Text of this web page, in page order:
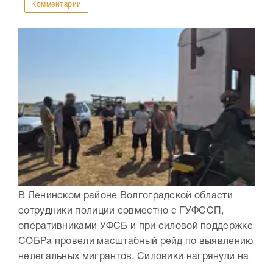
Комментарии
В Ленинском районе Волгоградской области
сотрудники полиции совместно с ГУФССП,
оперативниками УФСБ и при силовой поддержке
СОБРа провели масштабный рейд по выявлению
нелегальных мигрантов. Силовики нагрянули на